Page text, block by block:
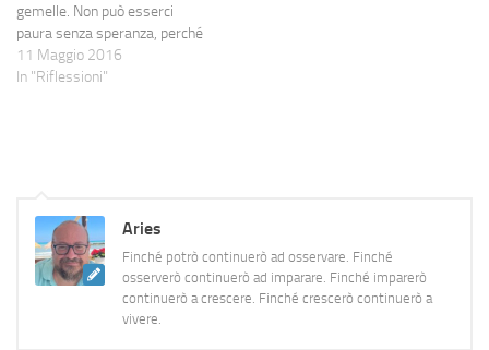
gemelle. Non può esserci
paura senza speranza, perché
in quel caso avremmo
rassegnazione e disperazione.
11 Maggio 2016
In "Riflessioni"
Aries
Finché potrò continuerò ad osservare. Finché
osserverò continuerò ad imparare. Finché imparerò
continuerò a crescere. Finché crescerò continuerò a
vivere.